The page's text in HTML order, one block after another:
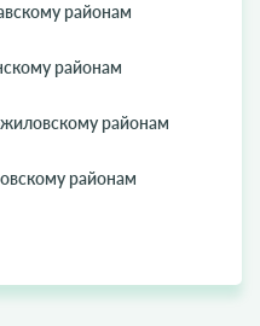
районам
районам
районам
районам